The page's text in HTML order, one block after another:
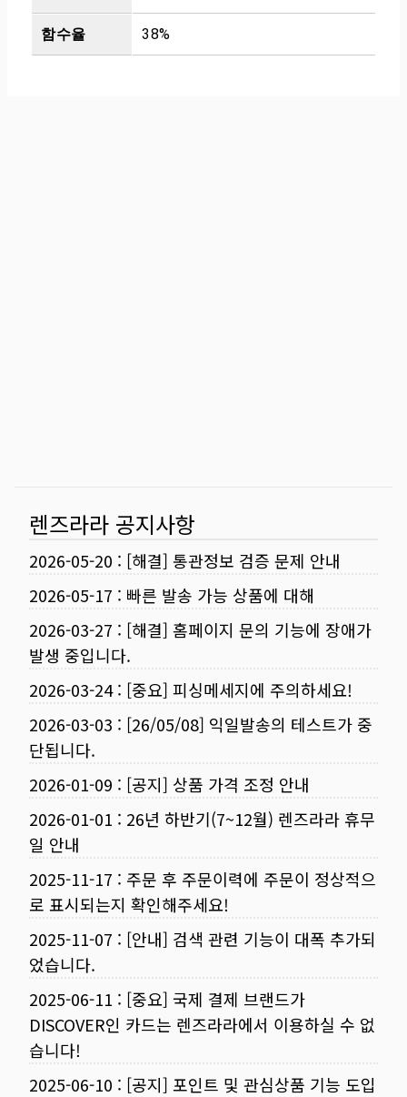
함수율 38%
렌즈라라 공지사항
2026-05-20 : [해결] 통관정보 검증 문제 안내
2026-05-17 : 빠른 발송 가능 상품에 대해
2026-03-27 : [해결] 홈페이지 문의 기능에 장애가
발생 중입니다.
2026-03-24: [중요] 피싱메세지에 주의하세요!
2026-03-03 : [26/05/08] 익일발송의 테스트가 중
단됩니다.
2026-01-09 : [공지] 상품 가격 조정 안내
2026-01-01 : 26년 하반기(7~12월) 렌즈라라 휴무
일 안내
2025-11-17 : 주문 후 주문이력에 주문이 정상적으
로 표시되는지 확인해주세요!
2025-11-07 : [안내] 검색 관련 기능이 대폭 추가되
었습니다.
2025-06-11 : [중요] 국제 결제 브랜드가
DISCOVER인 카드는 렌즈라라에서 이용하실 수 없
습니다!
2025-06-10 : [공지] 포인트 및 관심상품 기능 도입